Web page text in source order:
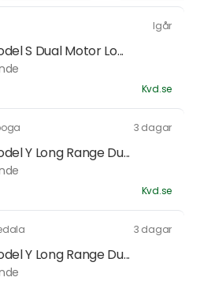
Igår
S Dual Motor Lo...
Kvd.se
3 dagar
Y Long Range Du...
Kvd.se
3 dagar
Y Long Range Du...